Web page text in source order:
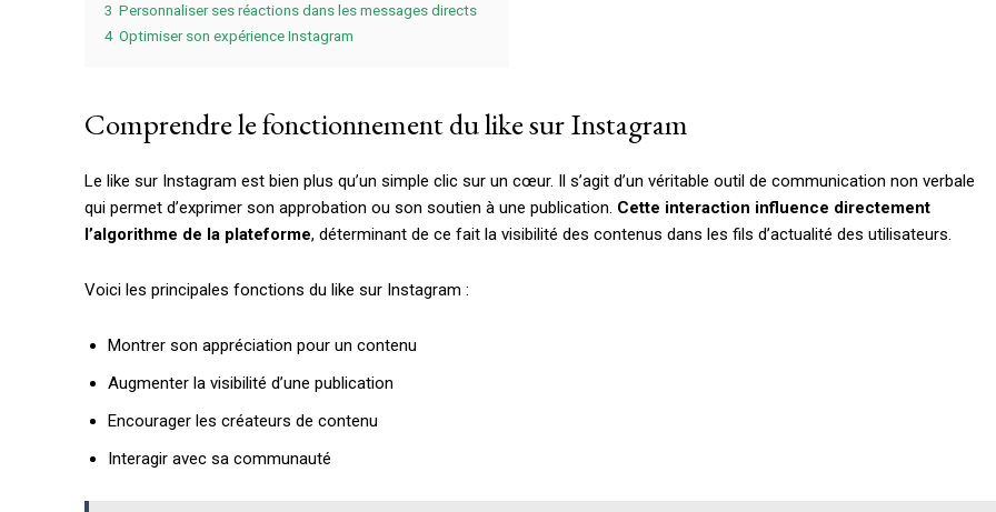
3 Personnaliser ses réactions dans les messages directs
4 Optimiser son expérience Instagram
Comprendre le fonctionnement du like sur Instagram
Le like sur Instagram est bien plus qu’un simple clic sur un cœur. Il s’agit d’un véritable outil de communication non verbale
qui permet d’exprimer son approbation ou son soutien à une publication. Cette interaction influence directement
l’algorithme de la plateforme, déterminant de ce fait la visibilité des contenus dans les fils d’actualité des utilisateurs.
Voici les principales fonctions du like sur Instagram :
Montrer son appréciation pour un contenu
Augmenter la visibilité d’une publication
Encourager les créateurs de contenu
Interagir avec sa communauté